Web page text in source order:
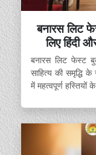
बनारस लिट
लिए हिंदी
बनारस लिट फेस्ट
साहित्य की समृद्धि के
में महत्वपूर्ण हस्तियों